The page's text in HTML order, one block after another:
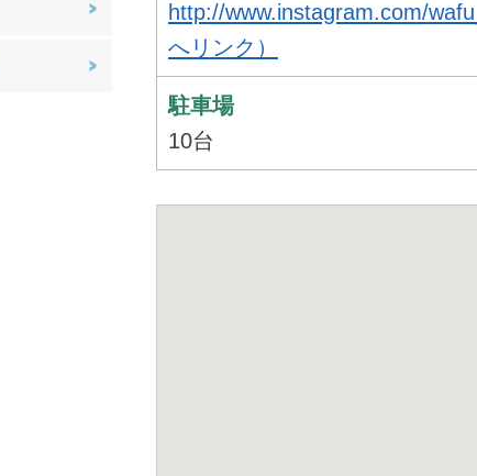
http://www.instagram.com/
へリンク）
駐車場
10台